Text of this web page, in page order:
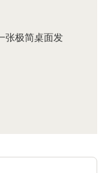
张极简桌面发